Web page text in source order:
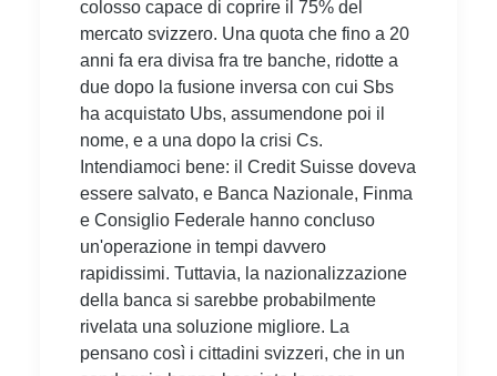
colosso capace di coprire il 75% del
mercato svizzero. Una quota che fino a 20
anni fa era divisa fra tre banche, ridotte a
due dopo la fusione inversa con cui Sbs
ha acquistato Ubs, assumendone poi il
nome, e a una dopo la crisi Cs.
Intendiamoci bene: il Credit Suisse doveva
essere salvato, e Banca Nazionale, Finma
e Consiglio Federale hanno concluso
un'operazione in tempi davvero
rapidissimi. Tuttavia, la nazionalizzazione
della banca si sarebbe probabilmente
rivelata una soluzione migliore. La
pensano così i cittadini svizzeri, che in un